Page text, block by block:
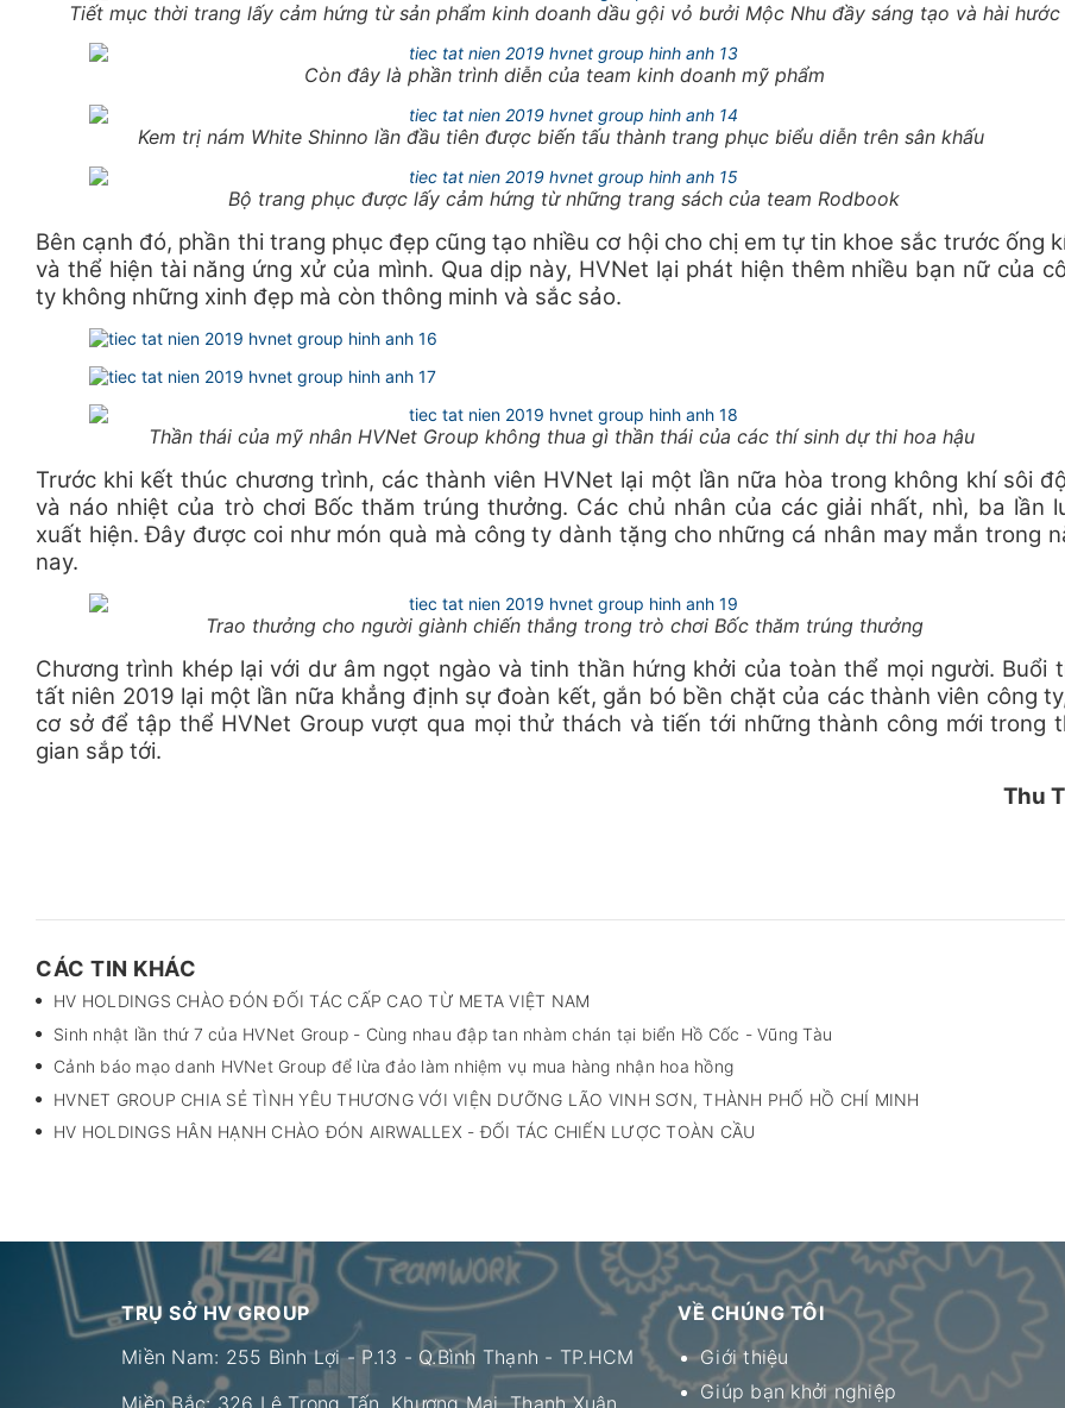
Tiết mục thời trang lấy cảm hứng từ sản phẩm kinh doanh dầu gội vỏ bưởi Mộc Nhu đầy sáng tạo và hài hước
Còn đây là phần trình diễn của team kinh doanh mỹ phẩm
Kem trị nám White Shinno lần đầu tiên được biến tấu thành trang phục biểu diễn trên sân khấu
Bộ trang phục được lấy cảm hứng từ những trang sách của team Rodbook
Bên cạnh đó, phần thi trang phục đẹp cũng tạo nhiều cơ hội cho chị em tự tin khoe sắc trước ống
và thể hiện tài năng ứng xử của mình. Qua dịp này, HVNet lại phát hiện thêm nhiều bạn nữ của
ty không những xinh đẹp mà còn thông minh và sắc sảo.
Thần thái của mỹ nhân HVNet Group không thua gì thần thái của các thí sinh dự thi hoa hậu
Trước khi kết thúc chương trình, các thành viên HVNet lại một lần nữa hòa trong không khí sôi
và náo nhiệt của trò chơi Bốc thăm trúng thưởng. Các chủ nhân của các giải nhất, nhì, ba lần
xuất hiện. Đây được coi như món quà mà công ty dành tặng cho những cá nhân may mắn trong
nay.
Trao thưởng cho người giành chiến thắng trong trò chơi Bốc thăm trúng thưởng
Chương trình khép lại với dư âm ngọt ngào và tinh thần hứng khởi của toàn thể mọi người. Buổi
tất niên 2019 lại một lần nữa khẳng định sự đoàn kết, gắn bó bền chặt của các thành viên công
cơ sở để tập thể HVNet Group vượt qua mọi thử thách và tiến tới những thành công mới trong
gian sắp tới.
Thu
CÁC TIN KHÁC
HV HOLDINGS CHÀO ĐÓN ĐỐI TÁC CẤP CAO TỪ META VIỆT NAM
Sinh nhật lần thứ 7 của HVNet Group - Cùng nhau đập tan nhàm chán tại biển Hồ Cốc - Vũng Tàu
Cảnh báo mạo danh HVNet Group để lừa đảo làm nhiệm vụ mua hàng nhận hoa hồng
HVNET GROUP CHIA SẺ TÌNH YÊU THƯƠNG VỚI VIỆN DƯỠNG LÃO VINH SƠN, THÀNH PHỐ HỒ CHÍ MINH
HV HOLDINGS HÂN HẠNH CHÀO ĐÓN AIRWALLEX - ĐỐI TÁC CHIẾN LƯỢC TOÀN CẦU
TRỤ SỞ HV GROUP
Miền Nam: 255 Bình Lợi - P.13 - Q.Bình Thạnh - TP.HCM
Miền Bắc: 326 Lê Trọng Tấn, Khương Mai, Thanh Xuân,
VỀ CHÚNG TÔI
Giới thiệu
Giúp bạn khởi nghiệp